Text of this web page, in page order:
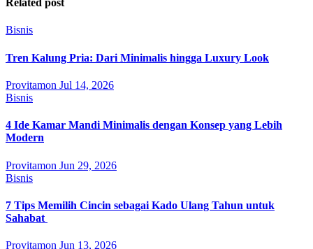
Related post
Bisnis
Tren Kalung Pria: Dari Minimalis hingga Luxury Look
Provitamon Jul 14, 2026
Bisnis
4 Ide Kamar Mandi Minimalis dengan Konsep yang Lebih
Modern
Provitamon Jun 29, 2026
Bisnis
7 Tips Memilih Cincin sebagai Kado Ulang Tahun untuk
Sahabat
Provitamon Jun 13, 2026